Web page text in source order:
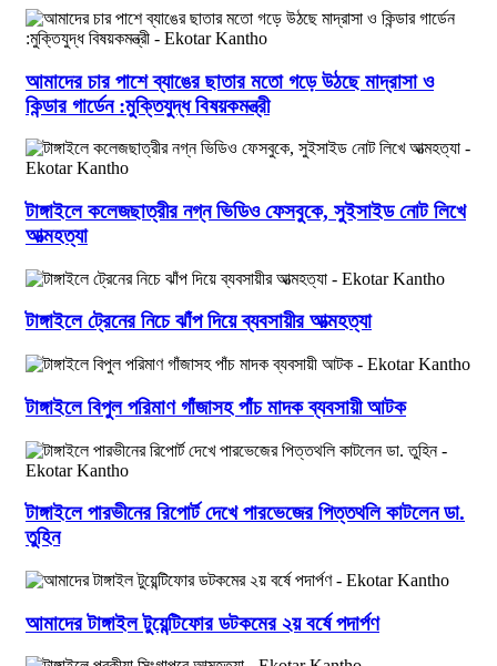
আমাদের চার পাশে ব্যাঙের ছাতার মতো গড়ে উঠছে মাদ্রাসা ও
কিন্ডার গার্ডেন :মুক্তিযুদ্ধ বিষয়কমন্ত্রী
টাঙ্গাইলে কলেজছাত্রীর নগ্ন ভিডিও ফেসবুকে, সুইসাইড নোট লিখে
আত্মহত্যা
টাঙ্গাইলে ট্রেনের নিচে ঝাঁপ দিয়ে ব্যবসায়ীর আত্মহত্যা
টাঙ্গাইলে বিপুল পরিমাণ গাঁজাসহ পাঁচ মাদক ব্যবসায়ী আটক
টাঙ্গাইলে পারভীনের রিপোর্ট দেখে পারভেজের পিত্তথলি কাটলেন ডা.
তুহিন
আমাদের টাঙ্গাইল টুয়েন্টিফোর ডটকমের ২য় বর্ষে পদার্পণ